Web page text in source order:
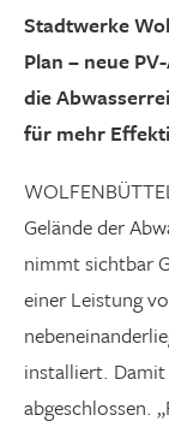
Stadtwerke
Plan – neue
die
für mehr
Gelände der
nimmt sichtbar
einer Leistung
installiert.
abgeschlossen.